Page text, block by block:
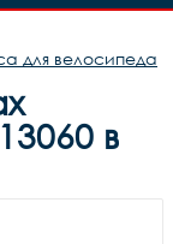
для велосипеда
в